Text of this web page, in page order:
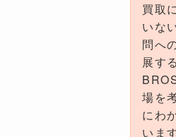
買取
いな
問へ
展す
場を
にわ
いま